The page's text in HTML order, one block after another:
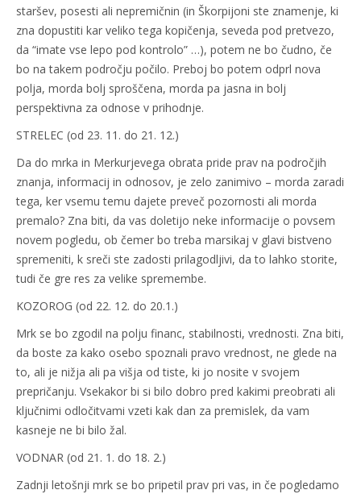
staršev, posesti ali nepremičnin (in Škorpijoni ste znamenje, ki
zna dopustiti kar veliko tega kopičenja, seveda pod pretvezo,
da “imate vse lepo pod kontrolo” …), potem ne bo čudno, če
bo na takem področju počilo. Preboj bo potem odprl nova
polja, morda bolj sproščena, morda pa jasna in bolj
perspektivna za odnose v prihodnje.
STRELEC (od 23. 11. do 21. 12.)
Da do mrka in Merkurjevega obrata pride prav na področjih
znanja, informacij in odnosov, je zelo zanimivo – morda zaradi
tega, ker vsemu temu dajete preveč pozornosti ali morda
premalo? Zna biti, da vas doletijo neke informacije o povsem
novem pogledu, ob čemer bo treba marsikaj v glavi bistveno
spremeniti, k sreči ste zadosti prilagodljivi, da to lahko storite,
tudi če gre res za velike spremembe.
KOZOROG (od 22. 12. do 20.1.)
Mrk se bo zgodil na polju financ, stabilnosti, vrednosti. Zna biti,
da boste za kako osebo spoznali pravo vrednost, ne glede na
to, ali je nižja ali pa višja od tiste, ki jo nosite v svojem
prepričanju. Vsekakor bi si bilo dobro pred kakimi preobrati ali
ključnimi odločitvami vzeti kak dan za premislek, da vam
kasneje ne bi bilo žal.
VODNAR (od 21. 1. do 18. 2.)
Zadnji letošnji mrk se bo pripetil prav pri vas, in če pogledamo